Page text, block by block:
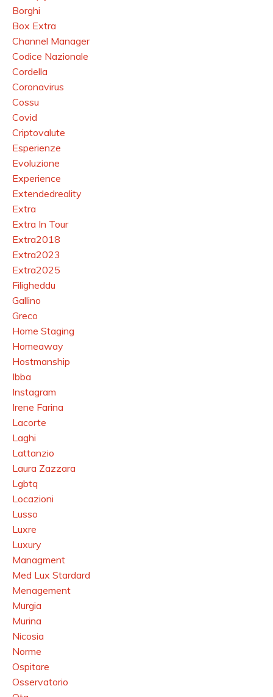
Borghi
Box Extra
Channel Manager
Codice Nazionale
Cordella
Coronavirus
Cossu
Covid
Criptovalute
Esperienze
Evoluzione
Experience
Extendedreality
Extra
Extra In Tour
Extra2018
Extra2023
Extra2025
Filigheddu
Gallino
Greco
Home Staging
Homeaway
Hostmanship
Ibba
Instagram
Irene Farina
Lacorte
Laghi
Lattanzio
Laura Zazzara
Lgbtq
Locazioni
Lusso
Luxre
Luxury
Managment
Med Lux Stardard
Menagement
Murgia
Murina
Nicosia
Norme
Ospitare
Osservatorio